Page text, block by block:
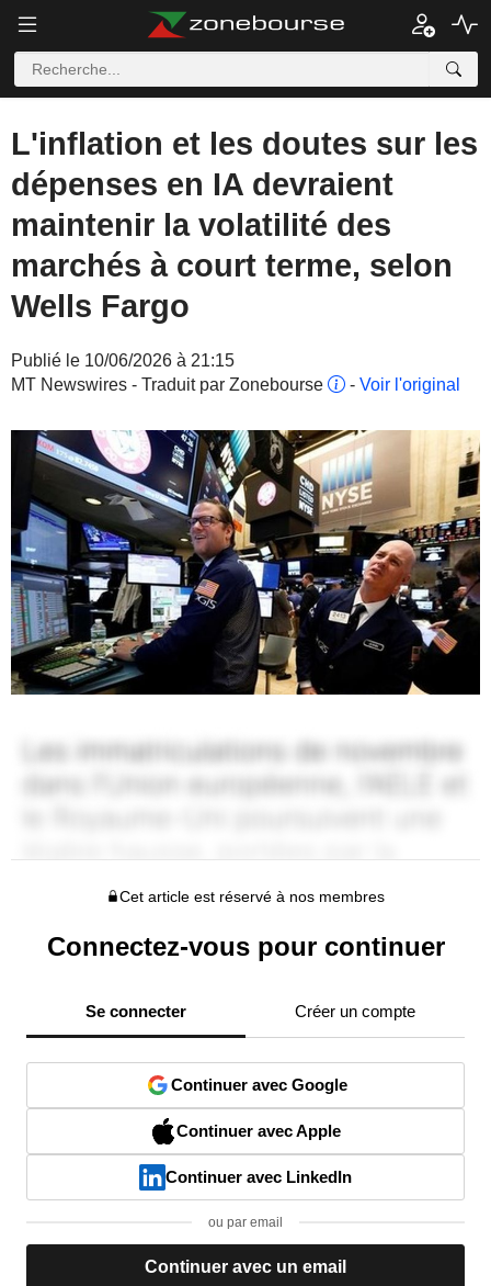
L'inflation et les doutes sur les
dépenses en IA devraient
maintenir la volatilité des
marchés à court terme, selon
Wells Fargo
Publié le 10/06/2026 à 21:15
MT Newswires - Traduit par Zonebourse
- Voir l'original
Cet article est réservé à nos membres
Connectez-vous pour continuer
Se connecter Créer un compte
Continuer avec Google
Continuer avec Apple
Continuer avec LinkedIn
ou par email
Continuer avec un email